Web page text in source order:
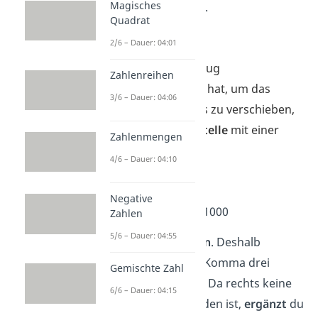
Stellen nach rechts .
2,5 → 250
Da die 2,5nicht genug
Nachkommastellen hat, um das
Komma nach rechts zu verschieben,
füllst du die
leere Stellemit einer
➡️ Beispiel 3:
0,42 · 1000
1000 hatdreiNullen. Deshalb
verschiebst du das Komma drei
Stellen nach rechts. Da rechts keine
Stelle mehr vorhanden ist, ergänzt du
Magisches
Quadrat
2/6 – Dauer: 04:01
Zahlenreihen
3/6 – Dauer: 04:06
Zahlenmengen
4/6 – Dauer: 04:10
Negative
Zahlen
5/6 – Dauer: 04:55
Gemischte Zahl
6/6 – Dauer: 04:15